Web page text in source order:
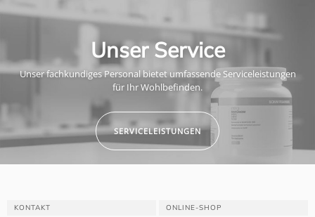
Unser Service
Unser fachkundiges Personal bietet umfassende Serviceleistungen
für Ihr Wohlbefinden.
SERVICELEISTUNGEN
KONTAKT ONLINE-SHOP